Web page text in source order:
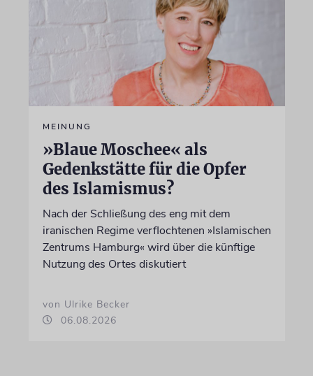
MEINUNG
»Blaue Moschee« als
Gedenkstätte für die Opfer
des Islamismus?
Nach der Schließung des eng mit dem
iranischen Regime verflochtenen »Islamischen
Zentrums Hamburg« wird über die künftige
Nutzung des Ortes diskutiert
von Ulrike Becker
06.08.2026